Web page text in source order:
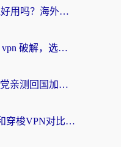
ChickCN和Unblock Youku好用吗？海外党亲测3款回国加速器，附iOS免费选择指南
海外党避坑指南：告别pc vpn 破解，选对回国加速器轻松访问国内资源
穿梭和海龟哪个好？海外党亲测回国加速器，附电脑免费VPN推荐
Quickback VPN好用吗？和穿梭VPN对比哪个回国效果更好？海外党必看的真实测评与选择指南